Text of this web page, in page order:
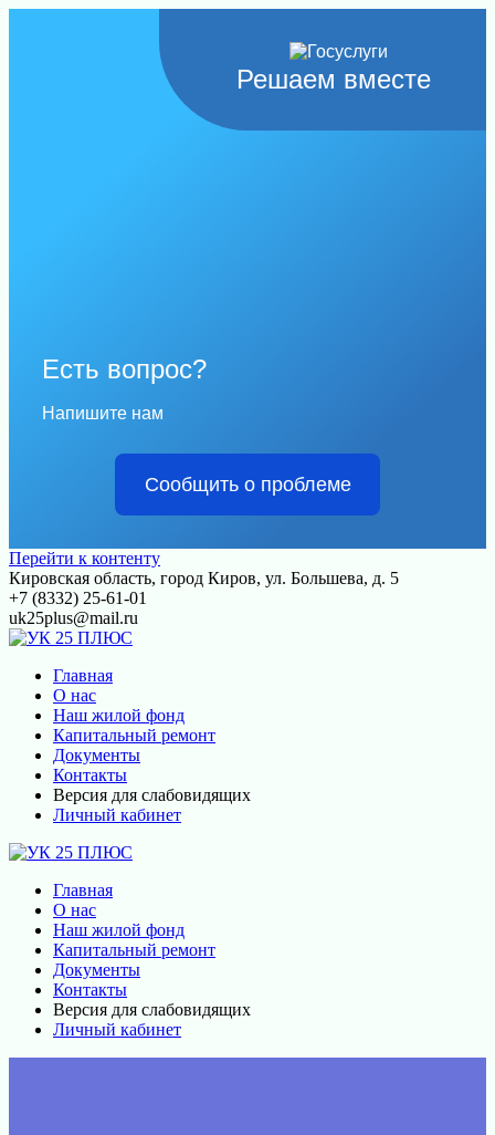
Решаем вместе
Есть вопрос?
Напишите нам
Сообщить о проблеме
Перейти к контенту
Кировская область, город Киров, ул. Большева, д. 5
+7 (8332) 25-61-01
uk25plus@mail.ru
Главная
О нас
Наш жилой фонд
Капитальный ремонт
Документы
Контакты
Версия для слабовидящих
Личный кабинет
Главная
О нас
Наш жилой фонд
Капитальный ремонт
Документы
Контакты
Версия для слабовидящих
Личный кабинет